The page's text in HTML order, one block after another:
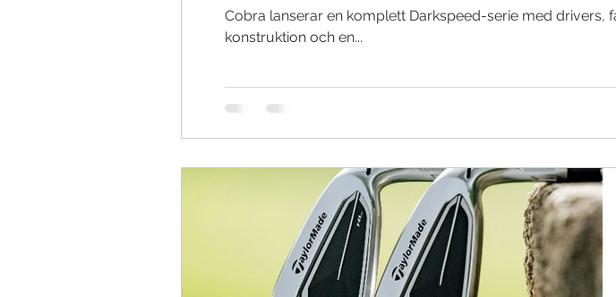
Cobra lanserar en komplett Darkspeed-serie med
konstruktion och en...